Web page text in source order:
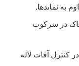
به نماتدها.
در سرکوب
کنترل آفات لاله